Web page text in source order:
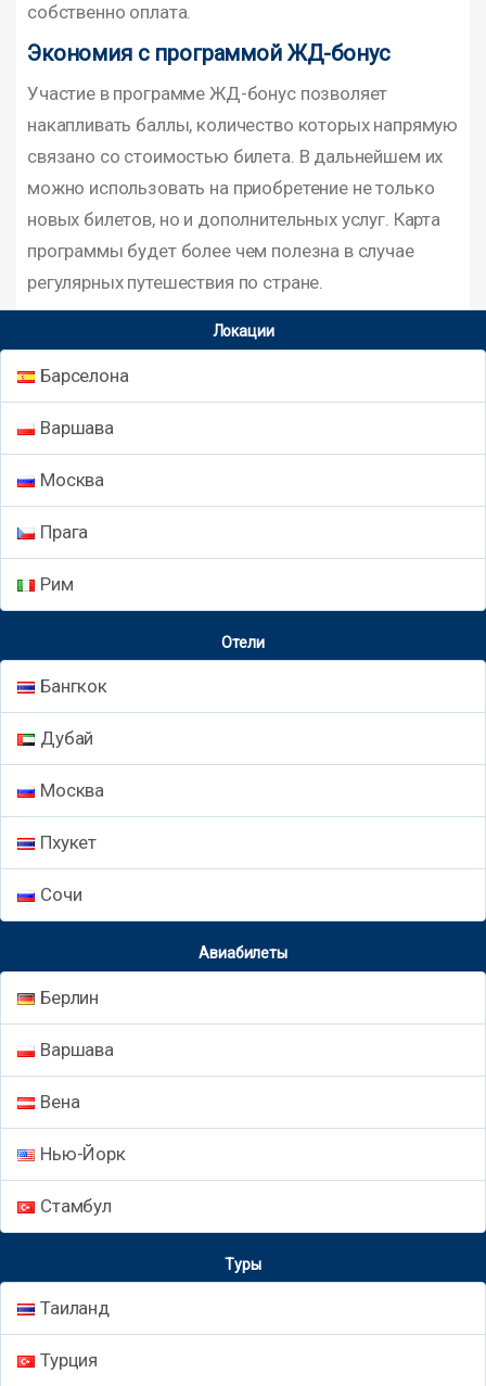
собственно оплата.
Экономия с программой ЖД-бонус
Участие в программе ЖД-бонус позволяет
накапливать баллы, количество которых напрямую
связано со стоимостью билета. В дальнейшем их
можно использовать на приобретение не только
новых билетов, но и дополнительных услуг. Карта
программы будет более чем полезна в случае
регулярных путешествия по стране.
Локации
Барселона
Варшава
Москва
Прага
Рим
Отели
Бангкок
Дубай
Москва
Пхукет
Сочи
Авиабилеты
Берлин
Варшава
Вена
Нью-Йорк
Стамбул
Туры
Таиланд
Турция